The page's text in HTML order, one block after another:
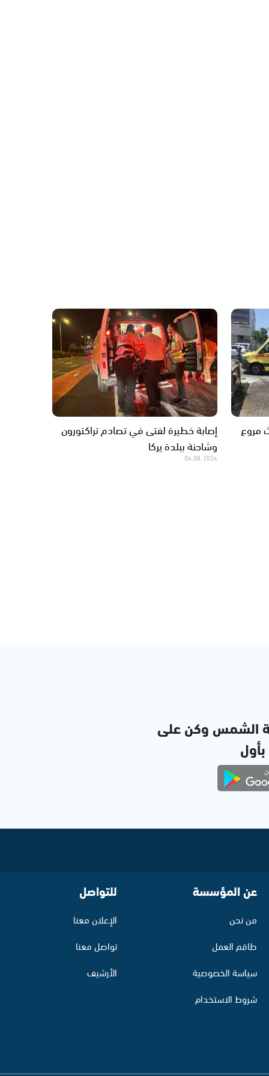
مروع
إصابة خطيرة لفتى في تصادم تراكتورون
وشاحنة ببلدة يركا
06.08.2026
الشمس وكن على
بأول
عن المؤسسة
من نحن
طاقم العمل
سياسة الخصوصية
شروط الاستخدام
للتواصل
الإعلان معنا
تواصل معنا
الأرشيف